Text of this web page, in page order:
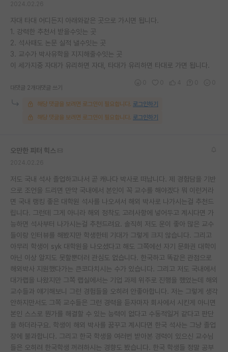
이벤트
반도체 아카데미
재팬라운지 🌸
자대 타대 어디든지 아래와같은 곳으로 가시면 됩니다.
1. 강력한 추천서 받을수잇는 곳
2. 석사때도 논문 실적 낼수잇는 곳
3. 교수가 박사유학을 지지해줄수잇는 곳
이 세가지중 자대가 유리하면 자대, 타대가 유리하면 타대로 가면 됩니다.
대댓글 2개 대댓글 쓰기
해당 댓글을 보려면 로그인이 필요합니다. 로그인하기
해당 댓글을 보려면 로그인이 필요합니다. 로그인하기
오만한 피터 힉스
저도 국내 석사 졸업하고나서 곧 캐나다 박사로 떠납니다. 제 경험담을 기반
으로 조언을 드리면 만약 국내에서 본인이 꼭 교수를 해야겠다 뭐 이런거라
면 국내 랭킹 좋은 대학원 석사를 나오셔서 해외 박사로 나가시는걸 추천드
립니다. 그런데 그게 아니라 해외 정착도 고려사항에 넣어두고 계시다면 가
능하면 석사부터 나가시는걸 추천드려요. 솔직히 저도 운이 좋아 많은 교수
들이랑 인터뷰를 해봤지만 학생한테 기대가 그렇게 크지 않습니다. 그리고
아무리 학생이 syk 대학원을 나오셨다고 해도 그쪽에선 자기 문화권 대학이
아닌 이상 알지도 못할뿐더러 관심도 없습니다. 한국하고 똑같은 관점으로
해외박사 지원했다가는 큰코다치시는 수가 있습니다. 그리고 저도 국내에서
대가랩을 나왔지만 그쪽 랩실에서는 기업 과제 위주로 진행을 했었는데 해외
교수들과 얘기해보니 그런 경험들을 오히려 안좋아합니다. 저는 그렇게 생각
안하지만서도 그쪽 교수들은 그런 경력을 듣자마자 회사에서 시킨게 아니면
본인 스스로 뭔가를 해결할 수 있는 능력이 없다고 수동적일거 같다고 판단
을 하더라구요. 학생이 해외 박사를 꿈꾸고 계시다면 한국 석사는 그냥 졸업
장에 불과합니다. 그리고 한국 학생을 여러번 받아본 경력이 있으신 교수님
들은 오히려 한국학생 꺼려하시는 경향도 봤습니다. 한국 학생들 정말 공부